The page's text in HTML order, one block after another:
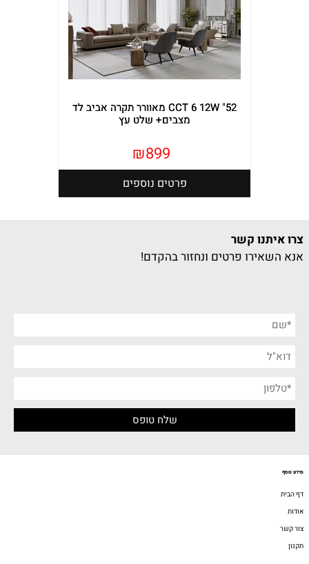
CCT 6 12W "52 מאוורר תקרה אביב לד
מצבים+ שלט עץ
₪899
פרטים נוספים
צרו איתנו קשר
אנא השאירו פרטים ונחזור בהקדם!
מידע נוסף
דף הבית
אודות
צור קשר
תקנון